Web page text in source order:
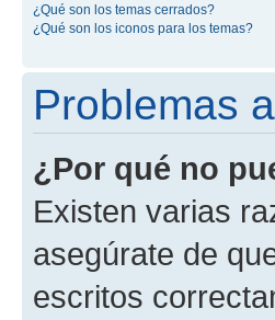
¿Qué son los temas cerrados?
¿Qué son los iconos para los temas?
Problemas
¿Por qué no
Existen varias
asegúrate de
escritos